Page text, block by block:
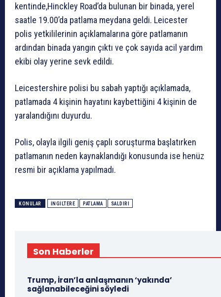
kentinde,Hinckley Road’da bulunan bir binada, yerel
saatle 19.00’da patlama meydana geldi. Leicester
polis yetkililerinin açıklamalarına göre patlamanın
ardından binada yangın çıktı ve çok sayıda acil yardım
ekibi olay yerine sevk edildi.
Leicestershire polisi bu sabah yaptığı açıklamada,
patlamada 4 kişinin hayatını kaybettiğini 4 kişinin de
yaralandığını duyurdu.
Polis, olayla ilgili geniş çaplı soruşturma başlatırken
patlamanın neden kaynaklandığı konusunda ise henüz
resmi bir açıklama yapılmadı.
KONULAR INGILTERE PATLAMA SALDIRI
Son Haberler
Trump, İran’la anlaşmanın ‘yakında’
sağlanabileceğini söyledi